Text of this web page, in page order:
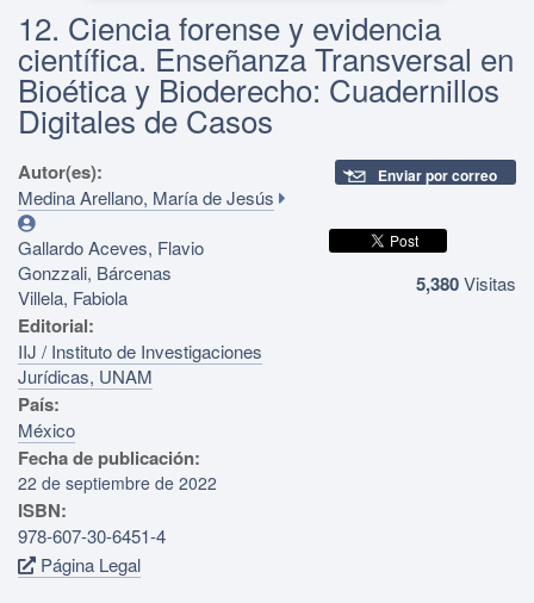
12. Ciencia forense y evidencia
científica. Enseñanza Transversal en
Bioética y Bioderecho: Cuadernillos
Digitales de Casos
Autor(es):
Medina Arellano, María de Jesús
Gallardo Aceves, Flavio
Gonzzali, Bárcenas
Villela, Fabiola
Editorial:
IIJ / Instituto de Investigaciones
Jurídicas, UNAM
País:
México
Fecha de publicación:
22 de septiembre de 2022
ISBN:
978-607-30-6451-4
Página Legal
Enviar por correo
5,380Visitas